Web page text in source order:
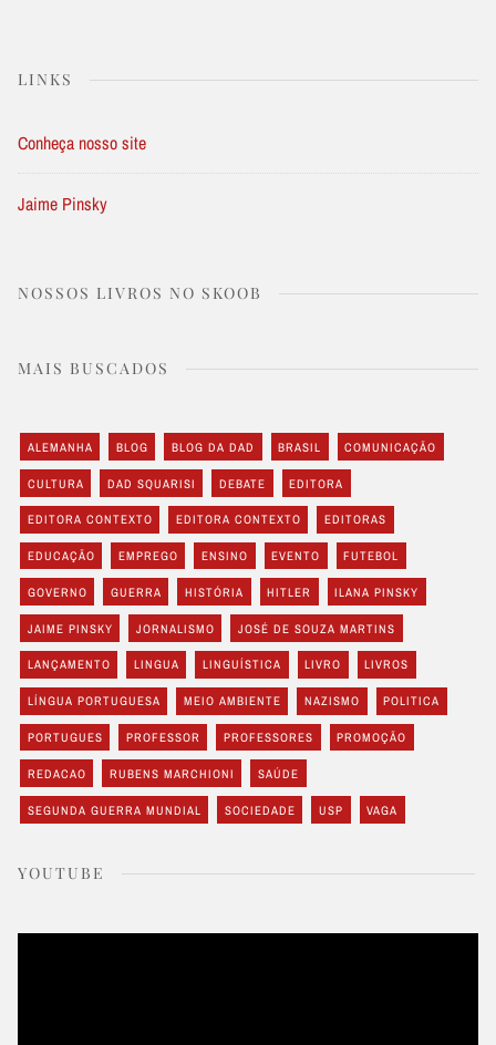
LINKS
Conheça nosso site
Jaime Pinsky
NOSSOS LIVROS NO SKOOB
MAIS BUSCADOS
ALEMANHA BLOG BLOG DA DAD BRASIL COMUNICAÇÃO
CULTURA DAD SQUARISI DEBATE EDITORA
EDITORA CONTEXTO EDITORA CONTEXTO EDITORAS
EDUCAÇÃO EMPREGO ENSINO EVENTO FUTEBOL
GOVERNO GUERRA HISTÓRIA HITLER ILANA PINSKY
JAIME PINSKY JORNALISMO JOSÉ DE SOUZA MARTINS
LANÇAMENTO LINGUA LINGUÍSTICA LIVRO LIVROS
LÍNGUA PORTUGUESA MEIO AMBIENTE NAZISMO POLITICA
PORTUGUES PROFESSOR PROFESSORES PROMOÇÃO
REDACAO RUBENS MARCHIONI SAÚDE
SEGUNDA GUERRA MUNDIAL SOCIEDADE USP VAGA
YOUTUBE